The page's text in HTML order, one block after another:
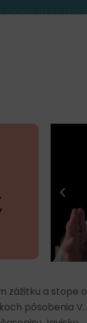
zážitku a stope
pôsobenia